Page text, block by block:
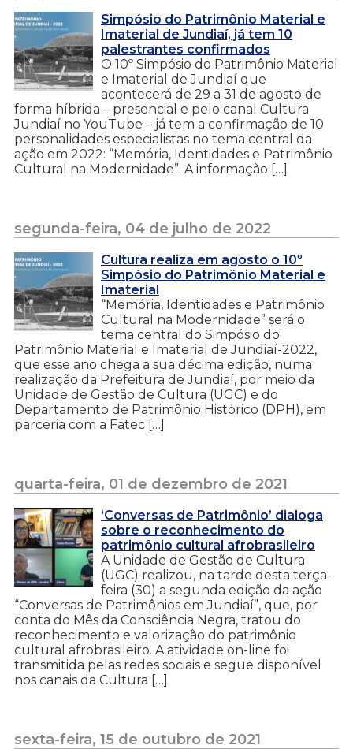
Simpósio do Patrimônio Material e
Imaterial de Jundiaí, já tem 10
palestrantes confirmados
O 10º Simpósio do Patrimônio Material
e Imaterial de Jundiaí que
acontecerá de 29 a 31 de agosto de
forma híbrida – presencial e pelo canal Cultura
Jundiaí no YouTube – já tem a confirmação de 10
personalidades especialistas no tema central da
ação em 2022: “Memória, Identidades e Patrimônio
Cultural na Modernidade”. A informação […]
segunda-feira, 04 de julho de 2022
Cultura realiza em agosto o 10º
Simpósio do Patrimônio Material e
Imaterial
“Memória, Identidades e Patrimônio
Cultural na Modernidade” será o
tema central do Simpósio do
Patrimônio Material e Imaterial de Jundiaí-2022,
que esse ano chega a sua décima edição, numa
realização da Prefeitura de Jundiaí, por meio da
Unidade de Gestão de Cultura (UGC) e do
Departamento de Patrimônio Histórico (DPH), em
parceria com a Fatec […]
quarta-feira, 01 de dezembro de 2021
‘Conversas de Patrimônio’ dialoga
sobre o reconhecimento do
patrimônio cultural afrobrasileiro
A Unidade de Gestão de Cultura
(UGC) realizou, na tarde desta terça-
feira (30) a segunda edição da ação
“Conversas de Patrimônios em Jundiaí”, que, por
conta do Mês da Consciência Negra, tratou do
reconhecimento e valorização do patrimônio
cultural afrobrasileiro. A atividade on-line foi
transmitida pelas redes sociais e segue disponível
nos canais da Cultura […]
sexta-feira, 15 de outubro de 2021